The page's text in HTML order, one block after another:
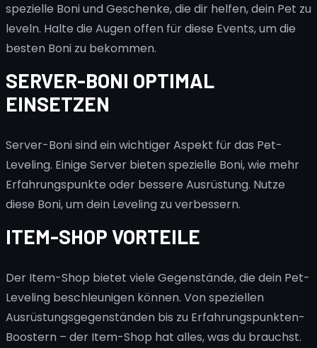
spezielle Boni und Geschenke, die dir helfen, dein Pet zu
leveln. Halte die Augen offen für diese Events, um die
besten Boni zu bekommen.
SERVER-BONI OPTIMAL
EINSETZEN
Server-Boni sind ein wichtiger Aspekt für das Pet-
Leveling. Einige Server bieten spezielle Boni, wie mehr
Erfahrungspunkte oder bessere Ausrüstung. Nutze
diese Boni, um dein Leveling zu verbessern.
ITEM-SHOP VORTEILE
Der Item-Shop bietet viele Gegenstände, die dein Pet-
Leveling beschleunigen können. Von speziellen
Ausrüstungsgegenständen bis zu Erfahrungspunkten-
Boostern – der Item-Shop hat alles, was du brauchst.